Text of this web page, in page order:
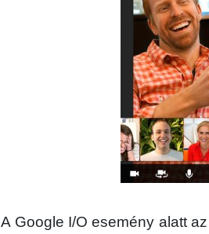
A Google I/O esemény alatt